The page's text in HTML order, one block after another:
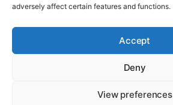
adversely affect certain features and functions.
Accept
Deny
View preferences
This website uses cookies to improve